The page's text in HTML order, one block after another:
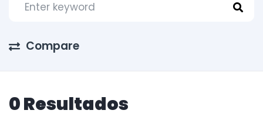
Compare
0 Resultados